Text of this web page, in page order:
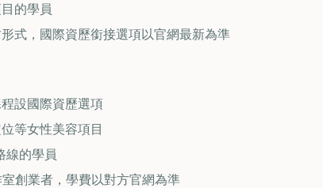
的學員
式，國際資歷銜接選項以官網最新為準
設國際資歷選項
等女性美容項目
線的學員
創業者，學費以對方官網為準